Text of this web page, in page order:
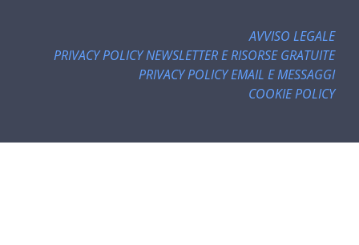
AVVISO LEGALE
PRIVACY POLICY NEWSLETTER E RISORSE GRATUITE
PRIVACY POLICY EMAIL E MESSAGGI
COOKIE POLICY